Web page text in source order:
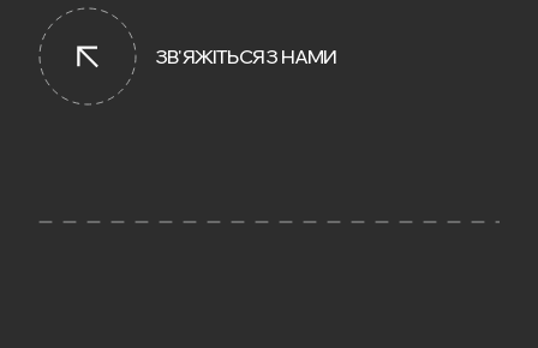
ЗВ'ЯЖІТЬСЯ З НАМИ